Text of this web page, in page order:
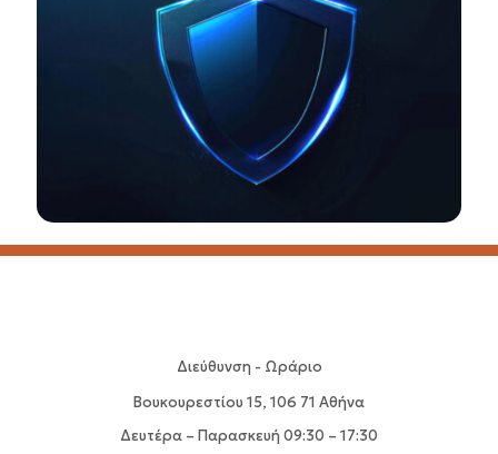
Διεύθυνση - Ωράριο
Βουκουρεστίου 15, 106 71 Αθήνα
Δευτέρα – Παρασκευή 09:30 – 17:30